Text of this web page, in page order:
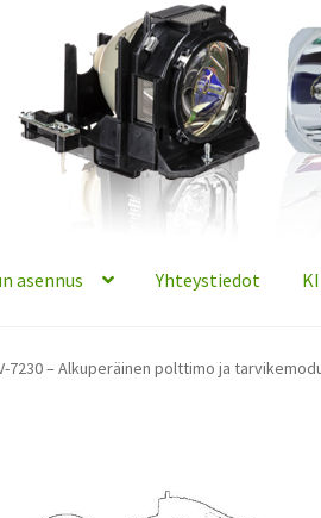
asennus Yhteystiedot
7230 – Alkuperäinen polttimo ja